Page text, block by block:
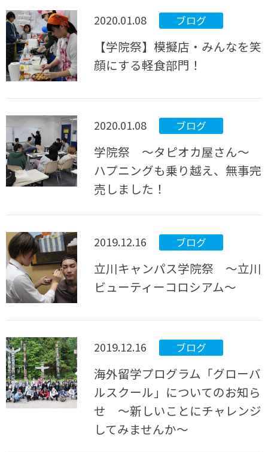
2020.01.08 ブログ
【学院祭】模擬店・みんなを笑
顔にする軽食部門！
2020.01.08 ブログ
学院祭 ～タピオカ屋さん～
ハプニングも乗り越え、無事完
売しました！
2019.12.16 ブログ
立川キャンパス学院祭 ～立川
ビューティーコロシアム～
2019.12.16 ブログ
海外留学プログラム「グローバ
ルスクール」についてのお知ら
せ ～新しいことにチャレンジ
してみませんか～